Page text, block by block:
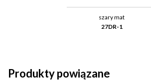
szary mat
27DR-1
Produkty powiązane